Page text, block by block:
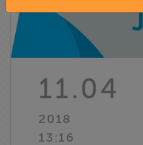
Institucional
Informação
11.04
2018
13:16